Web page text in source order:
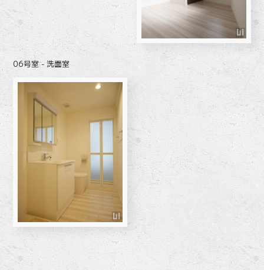
06号室 - 洗面室